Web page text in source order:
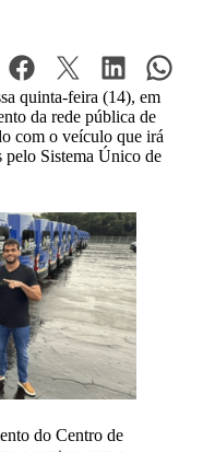
quinta-feira (14), em
da rede pública de
com o veículo que irá
pelo Sistema Único de
do Centro de